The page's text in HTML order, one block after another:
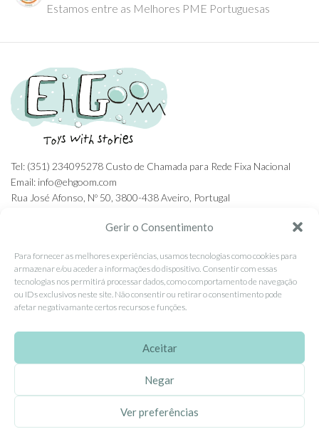
Gerir o Consentimento
Para fornecer as melhores experiências, usamos tecnologias como cookies para
armazenar e/ou aceder a informações do dispositivo. Consentir com essas
tecnologias nos permitirá processar dados, como comportamento de navegação
ou IDs exclusivos neste site. Não consentir ou retirar o consentimento pode
afetar negativamante certos recursos e funções.
Aceitar
Negar
Ver preferências
Estamos entre as Melhores PME Portuguesas
Tel: (351) 234095278 Custo de Chamada para Rede Fixa Nacional
Email: info@ehgoom.com
Rua José Afonso, Nº 50, 3800-438 Aveiro, Portugal
SOBRE A EHGOOM
Sobre Nós